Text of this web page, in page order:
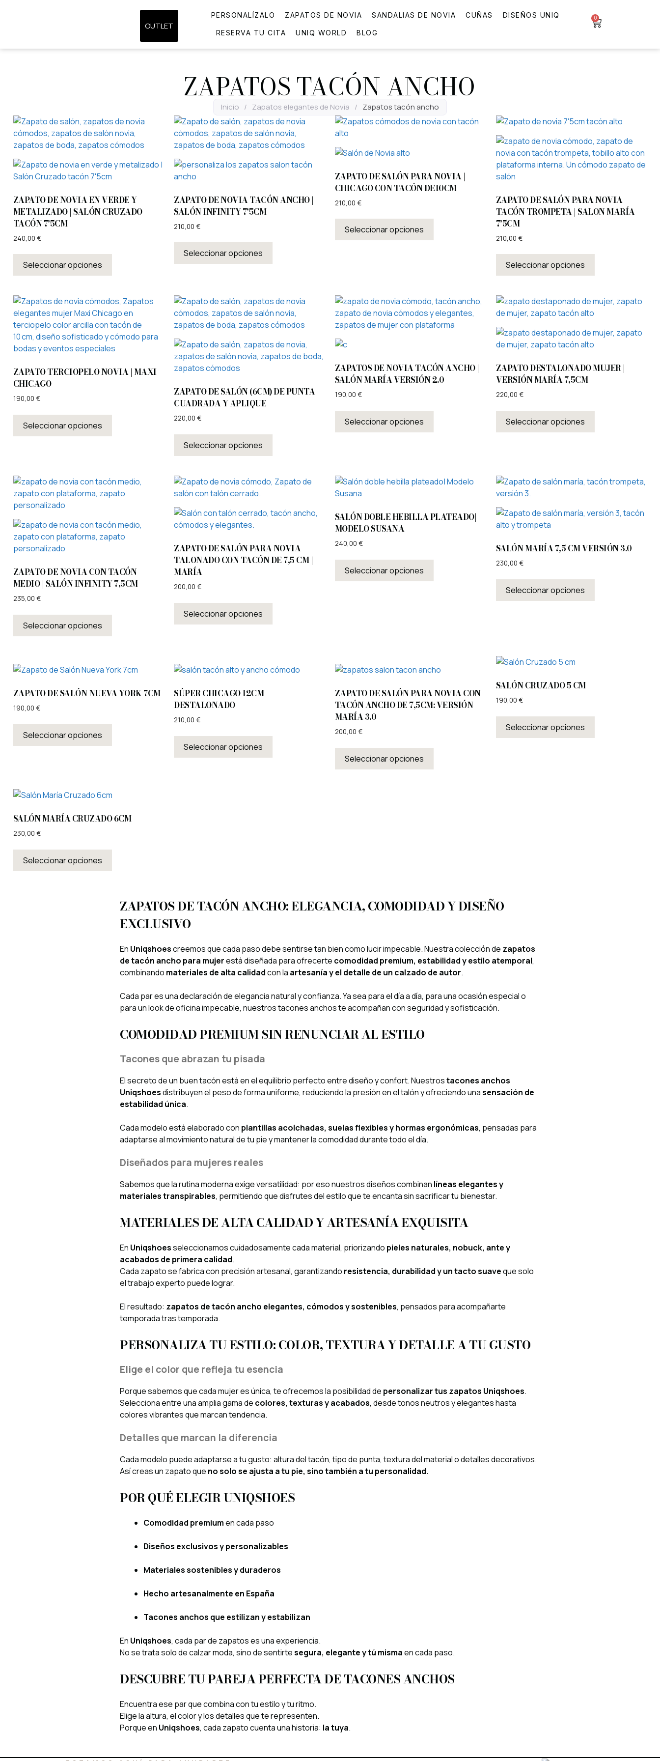
OUTLET
PERSONALÍZALO ZAPATOS DE NOVIA SANDALIAS DE NOVIA CUÑAS DISEÑOS UNIQ
RESERVA TU CITA UNIQ WORLD BLOG
0
ZAPATOS TACÓN ANCHO
Inicio / Zapatos elegantes de Novia / Zapatos tacón ancho
ZAPATO DE NOVIA EN VERDE Y
METALIZADO | SALÓN CRUZADO
TACÓN 7’5CM
240,00 €
Seleccionar opciones
ZAPATO DE NOVIA TACÓN ANCHO |
SALÓN INFINITY 7’5CM
210,00€
Seleccionar opciones
ZAPATO DE SALÓN PARA NOVIA |
CHICAGO CON TACÓN DE10CM
210,00 €
Seleccionar opciones
ZAPATO DE SALÓN PARA NOVIA
TACÓN TROMPETA | SALON MARÍA
7’5CM
210,00 €
Seleccionar opciones
ZAPATO TERCIOPELO NOVIA | MAXI
CHICAGO
190,00 €
Seleccionar opciones
ZAPATO DE SALÓN (6CM) DE PUNTA
CUADRADA Y APLIQUE
220,00€
Seleccionar opciones
ZAPATOS DE NOVIA TACÓN ANCHO |
SALÓN MARÍA VERSIÓN 2.0
190,00 €
Seleccionar opciones
ZAPATO DESTALONADO MUJER |
VERSIÓN MARÍA 7,5CM
220,00 €
Seleccionar opciones
ZAPATO DE NOVIA CON TACÓN
MEDIO | SALÓN INFINITY 7,5CM
235,00 €
Seleccionar opciones
ZAPATO DE SALÓN PARA NOVIA
TALONADO CON TACÓN DE 7,5 CM |
MARÍA
200,00€
Seleccionar opciones
SALÓN DOBLE HEBILLA PLATEADO|
MODELO SUSANA
240,00 €
Seleccionar opciones
SALÓN MARÍA 7,5 CM VERSIÓN 3.0
230,00 €
Seleccionar opciones
ZAPATO DE SALÓN NUEVA YORK 7CM
190,00 €
Seleccionar opciones
SÚPER CHICAGO 12CM
DESTALONADO
210,00€
Seleccionar opciones
ZAPATO DE SALÓN PARA NOVIA CON
TACÓN ANCHO DE 7,5CM: VERSIÓN
MARÍA 3.0
200,00 €
Seleccionar opciones
SALÓN CRUZADO 5 CM
190,00 €
Seleccionar opciones
SALÓN MARÍA CRUZADO 6CM
230,00 €
Seleccionar opciones
ZAPATOS DE TACÓN ANCHO: ELEGANCIA, COMODIDAD Y DISEÑO
EXCLUSIVO
En Uniqshoescreemos que cada paso debe sentirse tan bien como lucir impecable. Nuestra colección de zapatos
de tacón ancho para mujerestá diseñada para ofrecerte comodidad premium, estabilidad y estilo atemporal,
combinando materiales de alta calidadcon la artesanía y el detalle de un calzado de autor.
Cada par es una declaración de elegancia natural y confianza. Ya sea para el día a día, para una ocasión especial o
para un look de oficina impecable, nuestros tacones anchos te acompañan con seguridad y sofisticación.
COMODIDAD PREMIUM SIN RENUNCIAR AL ESTILO
Tacones que abrazan tu pisada
El secreto de un buen tacón está en el equilibrio perfecto entre diseño y confort. Nuestrostacones anchos
Uniqshoesdistribuyen el peso de forma uniforme, reduciendo la presión en el talón y ofreciendo unasensación de
estabilidad única.
Cada modelo está elaborado con plantillas acolchadas, suelas flexibles y hormas ergonómicas, pensadas para
adaptarse al movimiento natural de tu pie y mantener la comodidad durante todo el día.
Diseñados para mujeres reales
Sabemos que la rutina moderna exige versatilidad: por eso nuestros diseños combinan líneas elegantes y
materiales transpirables, permitiendo que disfrutes del estilo que te encanta sin sacrificar tu bienestar.
MATERIALES DE ALTA CALIDAD Y ARTESANÍA EXQUISITA
En Uniqshoesseleccionamos cuidadosamente cada material, priorizando pieles naturales, nobuck, ante y
acabados de primera calidad.
Cada zapato se fabrica con precisión artesanal, garantizando resistencia, durabilidad y un tacto suaveque solo
el trabajo experto puede lograr.
El resultado: zapatos de tacón ancho elegantes, cómodos y sostenibles, pensados para acompañarte
temporada tras temporada.
PERSONALIZA TU ESTILO: COLOR, TEXTURA Y DETALLE A TU GUSTO
Elige el color que refleja tu esencia
Porque sabemos que cada mujer es única, te ofrecemos la posibilidad de personalizar tus zapatos Uniqshoes.
Selecciona entre una amplia gama de colores, texturas y acabados, desde tonos neutros y elegantes hasta
colores vibrantes que marcan tendencia.
Detalles que marcan la diferencia
Cada modelo puede adaptarse a tu gusto: altura del tacón, tipo de punta, textura del material o detalles decorativos.
Así creas un zapato que no solo se ajusta a tu pie, sino también a tu personalidad.
POR QUÉ ELEGIR UNIQSHOES
Comodidad premiumen cada paso
Diseños exclusivos y personalizables
Materiales sostenibles y duraderos
Hecho artesanalmente en España
Tacones anchos que estilizan y estabilizan
En Uniqshoes, cada par de zapatos es una experiencia.
No se trata solo de calzar moda, sino de sentirtesegura, elegante y tú mismaen cada paso.
DESCUBRE TU PAREJA PERFECTA DE TACONES ANCHOS
Encuentra ese par que combina con tu estilo y tu ritmo.
Elige la altura, el color y los detalles que te representen.
Porque en Uniqshoes, cada zapato cuenta una historia: la tuya.